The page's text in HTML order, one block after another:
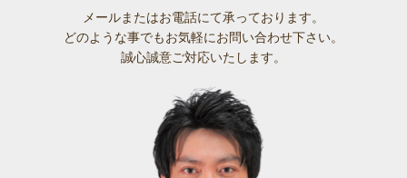
メールまたはお電話にて承っております。
どのような事でもお気軽にお問い合わせ下さい。
誠心誠意ご対応いたします。